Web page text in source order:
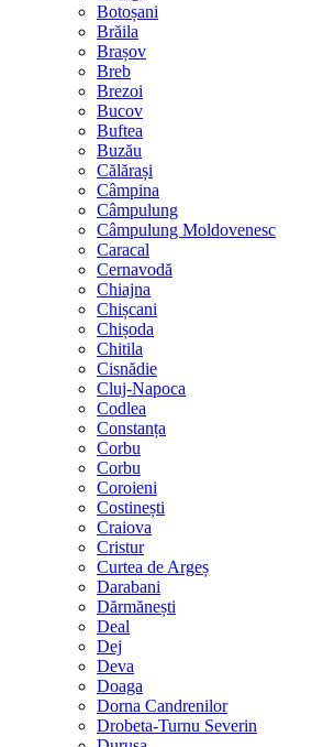
Botoșani
Brăila
Brașov
Breb
Brezoi
Bucov
Buftea
Buzău
Călărași
Câmpina
Câmpulung
Câmpulung Moldovenesc
Caracal
Cernavodă
Chiajna
Chișcani
Chișoda
Chitila
Cisnădie
Cluj-Napoca
Codlea
Constanța
Corbu
Corbu
Coroieni
Costinești
Craiova
Cristur
Curtea de Argeș
Darabani
Dărmănești
Deal
Dej
Deva
Doaga
Dorna Candrenilor
Drobeta-Turnu Severin